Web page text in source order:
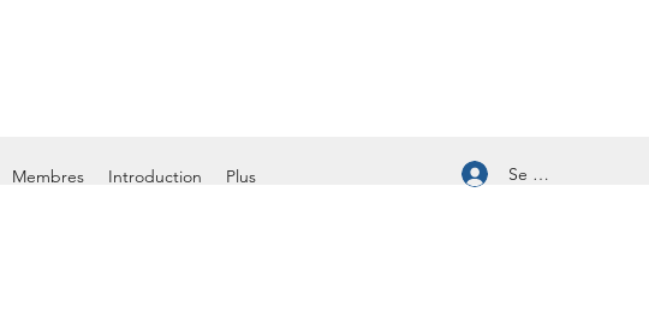
Membres Introduction Plus Se connecter